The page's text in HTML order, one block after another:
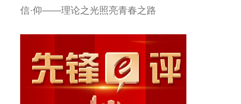
信·仰——理论之光照亮青春之路